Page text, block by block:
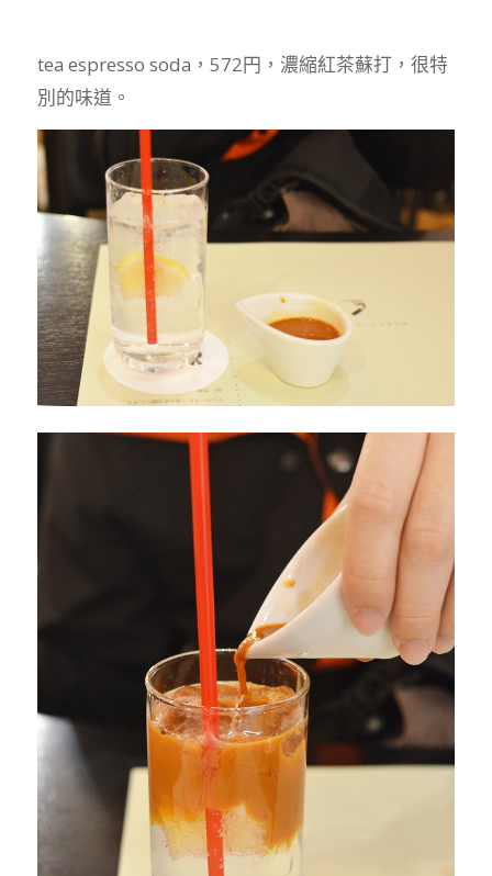
tea espresso soda，572円，濃縮紅茶蘇打，很特
別的味道 。